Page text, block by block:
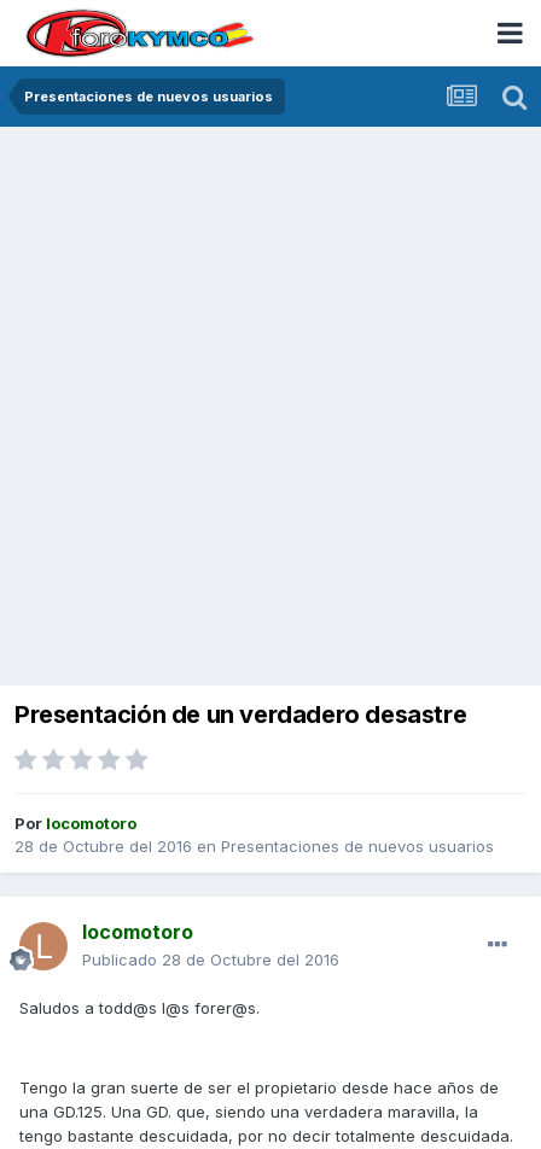
Presentaciones de nuevos usuarios
Presentación de un verdadero desastre
Por locomotoro
28 de Octubre del 2016 en Presentaciones de nuevos usuarios
locomotoro
Publicado 28 de Octubre del 2016
Saludos a todd@s l@s forer@s.
Tengo la gran suerte de ser el propietario desde hace años de
una GD.125. Una GD. que, siendo una verdadera maravilla, la
tengo bastante descuidada, por no decir totalmente descuidada.